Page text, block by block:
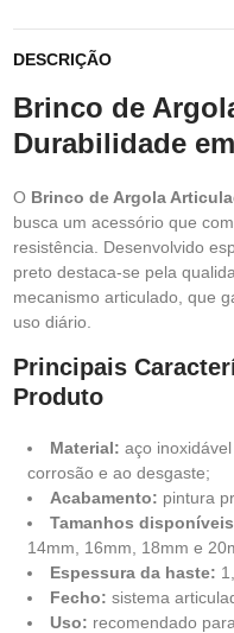
DESCRIÇÃO
Brinco de
Durabilidade
O Brinco de Argola
busca um acessório que
resistência. Desenvolvido
preto destaca-se pela
mecanismo articulado, que
uso diário.
Principais
Produto
Material: aço
corrosão e ao desgaste;
Acabamento: pintura
Tamanhos
14mm, 16mm, 18mm e
Espessura da haste:
Fecho: sistema
Uso: recomendado